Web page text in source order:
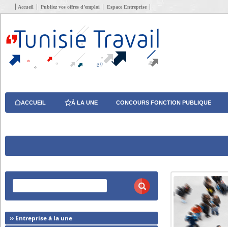
Accueil Publiez vos offres d’emploi Espace Entreprise
ACCUEIL À LA UNE CONCOURS FONCTION PUBLIQUE
›› Entreprise à la une